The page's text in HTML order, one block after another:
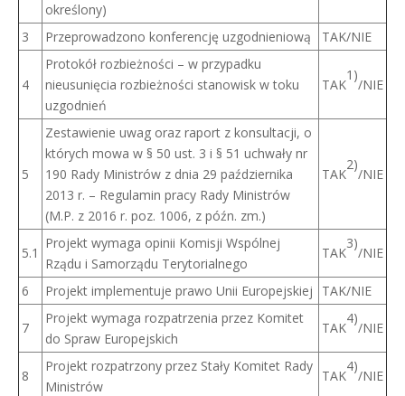
określony)
3
Przeprowadzono konferencję uzgodnieniową TAK/NIE
4
Protokół rozbieżności – w przypadku
nieusunięcia rozbieżności stanowisk w toku
uzgodnień
TAK
1)
/NIE
5
Zestawienie uwag oraz raport z konsultacji, o
których mowa w § 50 ust. 3 i § 51 uchwały nr
190 Rady Ministrów z dnia 29 października
2013 r. – Regulamin pracy Rady Ministrów
(M.P. z 2016 r. poz. 1006, z późn. zm.)
TAK
2)
/NIE
5.1
Projekt wymaga opinii Komisji Wspólnej
Rządu i Samorządu Terytorialnego
TAK
3)
/NIE
6 Projekt implementuje prawo Unii Europejskiej TAK/NIE
7
Projekt wymaga rozpatrzenia przez Komitet
do Spraw Europejskich
TAK
4)
/NIE
8
Projekt rozpatrzony przez Stały Komitet Rady
Ministrów
TAK
4)
/NIE